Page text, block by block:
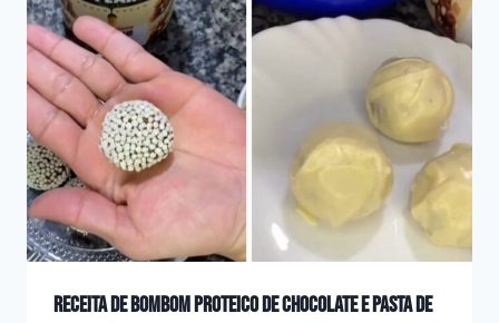
Receita de bombom proteico de chocolate e pasta de